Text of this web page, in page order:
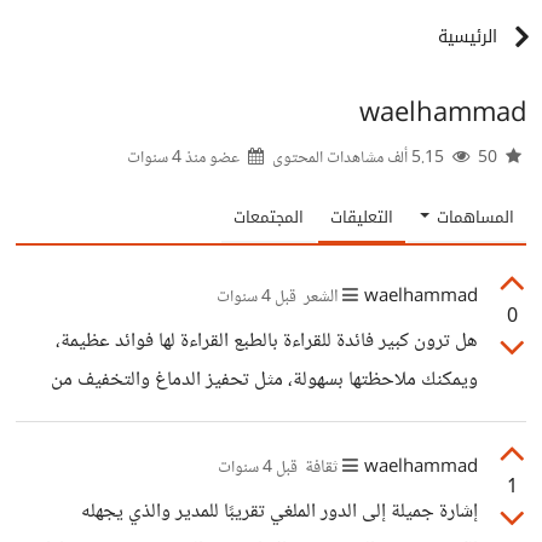
الرئيسية
waelhammad
عضو منذ4 سنوات
المساهمات التعليقات المجتمعات
0
waelhammad الشعر قبل 4 سنوات
هل ترون كبير فائدة للقراءة بالطبع القراءة لها فوائد عظيمة،
ويمكنك ملاحظتها بسهولة، مثل تحفيز الدماغ والتخفيف من
التوتر وزيادة المعرفة وتقوية الذاكرة، وأيضًا تمنحك طرقًا جديدة
للتفكير، يتسع الأفق مع المعلومات الجديدة، والكتب تمدك بكم
كبير من المعلومات في وقت قصير ومختصر، وغير ذلك فهي
1
waelhammad ثقافة قبل 4 سنوات
إشارة جميلة إلى الدور الملغي تقريبًا للمدير والذي يجهله